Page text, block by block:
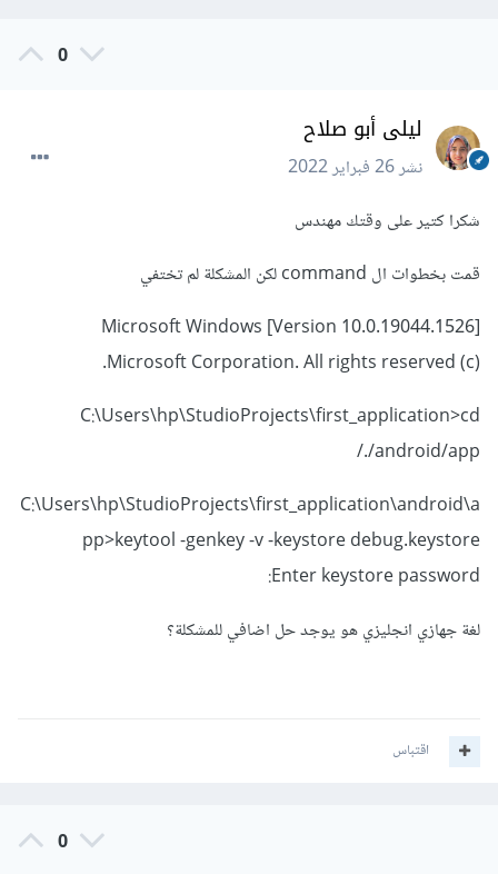
0
ليلى أبو صلاح
نشر26 فبراير 2022
شكرا كتير على وقتك مهندس
قمت بخطوات ال command لكن المشكلة لم تختفي
Microsoft Windows [Version 10.0.19044.1526]
C:\Users\hp\StudioProjects\first_application>cd
./android/app/
C:\Users\hp\StudioProjects\first_application\android\a
pp>keytool -genkey -v -keystore debug.keystore
Enter keystore password:
لغة جهازي انجليزي هو يوجد حل اضافي للمشكلة؟
اقتباس
0